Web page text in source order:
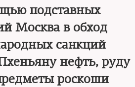
подставных
Москва в обход
санкций
нефть, руду
роскоши